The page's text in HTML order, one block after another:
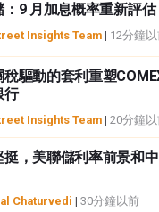
：9 月加息概率重新評
Insights Team | 12分鐘以
稅驅動的套利重塑
行
Insights Team | 20分鐘以
挺，美聯儲利率前景和
Chaturvedi | 30分鐘以前